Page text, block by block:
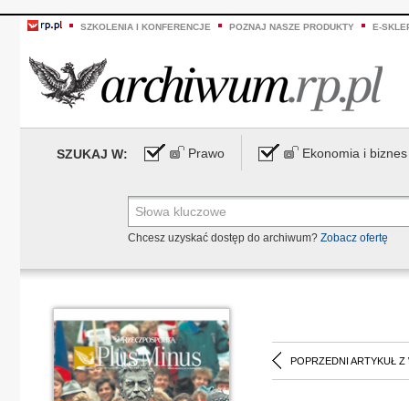
SZKOLENIA I KONFERENCJE POZNAJ NASZE PRODUKTY E-
SZUKAJ W: Prawo Ekonomia i biznes
Chcesz uzyskać dostęp do archiwum? Zobacz ofertę
POPRZEDNI ARTYKUŁ Z